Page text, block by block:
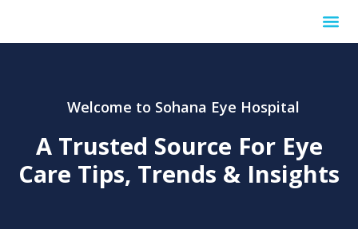
Welcome to Sohana Eye Hospital
A Trusted Source For Eye
Care Tips, Trends & Insights